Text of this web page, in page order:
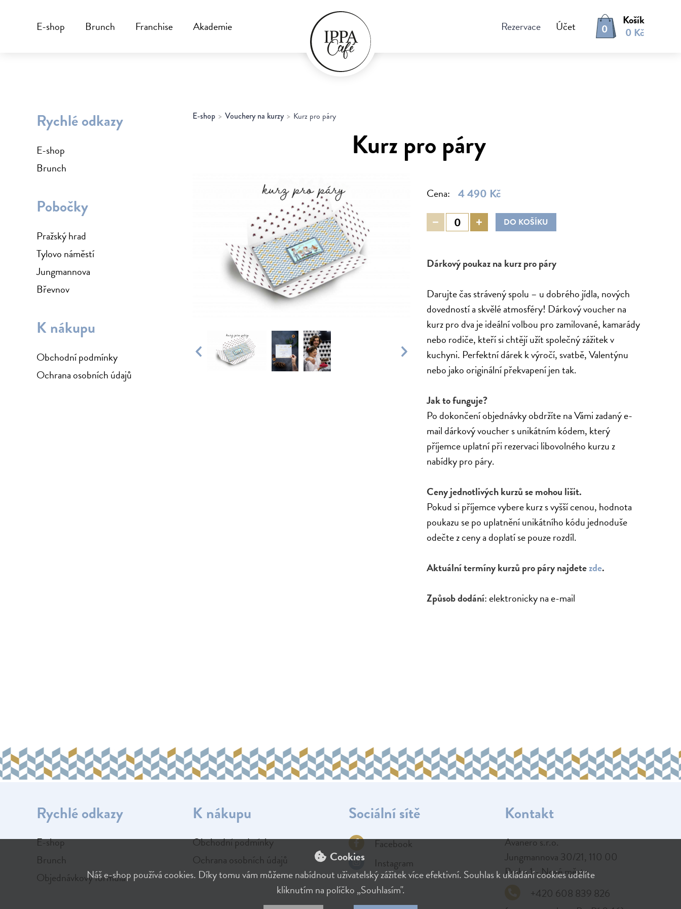
E-shop Brunch Franchise Akademie Rezervace Účet 0
Košík
0 Kč
Rychlé odkazy
E-shop
Brunch
Pobočky
Pražský hrad
Tylovo náměstí
Jungmannova
Břevnov
K nákupu
Obchodní podmínky
Ochrana osobních údajů
E-shop Vouchery na kurzy Kurz pro páry
Kurz pro páry
Cena: 4 490 Kč
DO KOŠÍKU
Dárkový poukaz na kurz pro páry
Darujte čas strávený spolu – u dobrého jídla, nových
dovedností a skvělé atmosféry! Dárkový voucher na
kurz pro dva je ideální volbou pro zamilované, kamarády
nebo rodiče, kteří si chtějí užít společný zážitek v
kuchyni. Perfektní dárek k výročí, svatbě, Valentýnu
nebo jako originální překvapení jen tak.
Jak to funguje?
Po dokončení objednávky obdržíte na Vámi zadaný e-
mail dárkový voucher s unikátním kódem, který
příjemce uplatní při rezervaci libovolného kurzu z
nabídky pro páry.
Ceny jednotlivých kurzů se mohou lišit.
Pokud si příjemce vybere kurz s vyšší cenou, hodnota
poukazu se po uplatnění unikátního kódu jednoduše
odečte z ceny a doplatí se pouze rozdíl.
Aktuální termíny kurzů pro páry najdetezde.
Způsob dodání: elektronicky na e-mail
Rychlé odkazy
E-shop
Brunch
Objednávkový formulář
K nákupu
Obchodní podmínky
Ochrana osobních údajů
Sociální sítě
Facebook
Instagram
Kontakt
Avanero s.r.o.
Jungmannova 30/21, 110 00
Praha 1 - Nové město
+420 608 839 826
Cookies
Náš e-shop používá cookies. Díky tomu vám můžeme nabídnout uživatelský zážitek více efektivní. Souhlas k ukládání cookies udělíte
kliknutím na políčko „Souhlasím".